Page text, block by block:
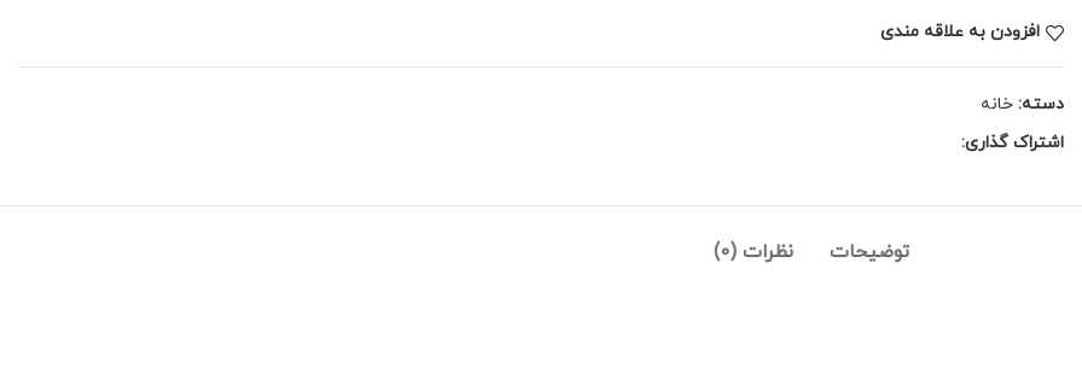
افزودن به علاقه مندی
دسته: خانه
اشتراک گذاری:
توضیحات نظرات (0)